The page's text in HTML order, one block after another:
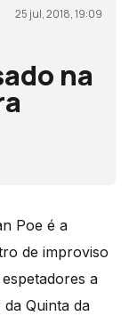
25 jul, 2018, 19:09
na
Poe é a
de improviso
a
Quinta da